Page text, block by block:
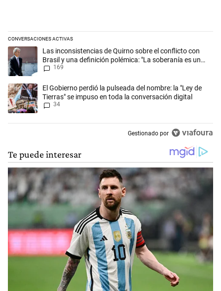
CONVERSACIONES ACTIVAS
Este listado muestra los artículos con más comentarios en los
Un artículo de tendencia con el título "Las inconsistencias de Quirno
Las inconsistencias de Quirno sobre el conflicto con
Brasil y una definición polémica: "La soberanía es un
concepto antiguo"
169
Un artículo de tendencia con el título "El Gobierno perdió la pulseada
El Gobierno perdió la pulseada del nombre: la "Ley de
Tierras" se impuso en toda la conversación digital
34
Gestionado por